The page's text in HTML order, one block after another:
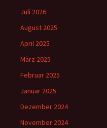
Juli 2026
August 2025
April 2025
März 2025
Februar 2025
Januar 2025
Dezember 2024
November 2024